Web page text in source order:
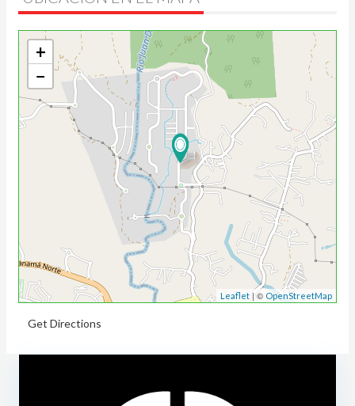
+
−
Leaflet | © OpenStreetMap
Get Directions